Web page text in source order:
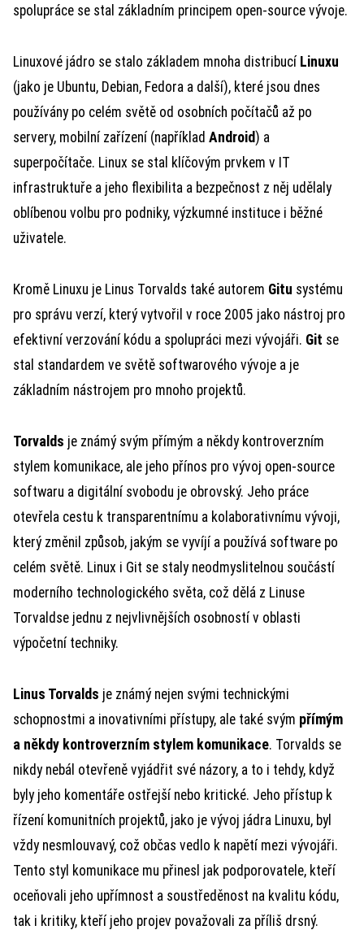
spolupráce se stal základním principem open-source vývoje.
Linuxové jádro se stalo základem mnoha distribucí Linuxu
(jako je Ubuntu, Debian, Fedora a další), které jsou dnes
používány po celém světě od osobních počítačů až po
servery, mobilní zařízení (například Android) a
superpočítače. Linux se stal klíčovým prvkem v IT
infrastruktuře a jeho flexibilita a bezpečnost z něj udělaly
oblíbenou volbu pro podniky, výzkumné instituce i běžné
uživatele.
Kromě Linuxu je Linus Torvalds také autorem Gitu systému
pro správu verzí, který vytvořil v roce 2005 jako nástroj pro
efektivní verzování kódu a spolupráci mezi vývojáři. Git se
stal standardem ve světě softwarového vývoje a je
základním nástrojem pro mnoho projektů.
Torvalds je známý svým přímým a někdy kontroverzním
stylem komunikace, ale jeho přínos pro vývoj open-source
softwaru a digitální svobodu je obrovský. Jeho práce
otevřela cestu k transparentnímu a kolaborativnímu vývoji,
který změnil způsob, jakým se vyvíjí a používá software po
celém světě. Linux i Git se staly neodmyslitelnou součástí
moderního technologického světa, což dělá z Linuse
Torvaldse jednu z nejvlivnějších osobností v oblasti
výpočetní techniky.
Linus Torvalds je známý nejen svými technickými
schopnostmi a inovativními přístupy, ale také svým přímým
a někdy kontroverzním stylem komunikace. Torvalds se
nikdy nebál otevřeně vyjádřit své názory, a to i tehdy, když
byly jeho komentáře ostřejší nebo kritické. Jeho přístup k
řízení komunitních projektů, jako je vývoj jádra Linuxu, byl
vždy nesmlouvavý, což občas vedlo k napětí mezi vývojáři.
Tento styl komunikace mu přinesl jak podporovatele, kteří
oceňovali jeho upřímnost a soustředěnost na kvalitu kódu,
tak i kritiky, kteří jeho projev považovali za příliš drsný.